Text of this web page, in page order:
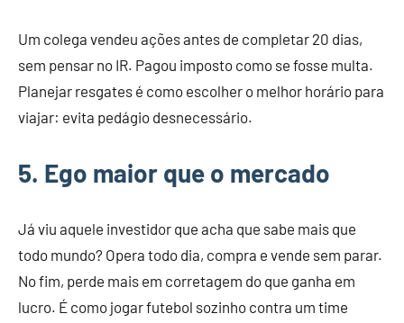
Um colega vendeu ações antes de completar 20 dias,
sem pensar no IR. Pagou imposto como se fosse multa.
Planejar resgates é como escolher o melhor horário para
viajar: evita pedágio desnecessário.
5. Ego maior que o mercado
Já viu aquele investidor que acha que sabe mais que
todo mundo? Opera todo dia, compra e vende sem parar.
No fim, perde mais em corretagem do que ganha em
lucro. É como jogar futebol sozinho contra um time